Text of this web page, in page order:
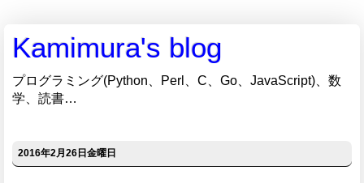
Kamimura's blog
プログラミング(Python、Perl、C、Go、JavaScript)、数
学、読書…
2016年2月26日金曜日